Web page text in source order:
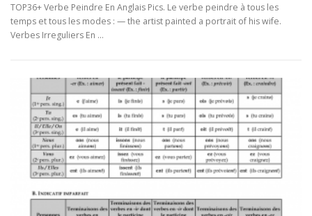
TOP36+ Verbe Peindre En Anglais Pics. Le verbe peindre à tous les
temps et tous les modes : — the artist painted a portrait of his wife.
Verbes Irreguliers En …